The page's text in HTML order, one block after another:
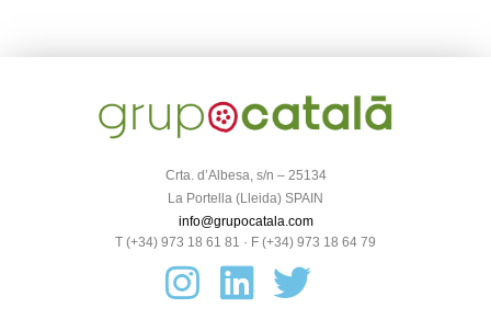
Crta. d’Albesa, s/n – 25134
La Portella (Lleida) SPAIN
info@grupocatala.com
T (+34) 973 18 61 81 · F (+34) 973 18 64 79